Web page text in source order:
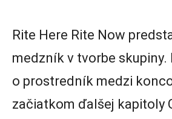
Rite Here Rite Now
medzník v tvorbe skupiny.
o prostredník medzi
začiatkom ďalšej kapitoly